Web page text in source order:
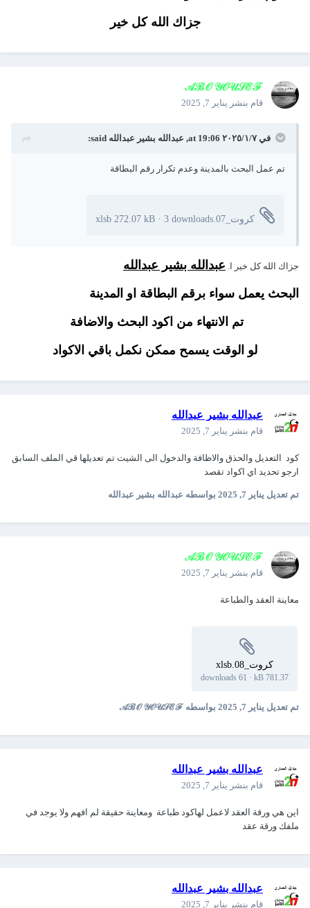
جزاك الله كل خير
𝒜ℬ𝒪 𝒴𝒪𝒰𝒮ℰℱ
قام بنشر يناير 7, 2025
في ٧‏/١‏/٢٠٢٥ at 19:06, عبدالله بشير عبداللهsaid:
تم عمل البحث بالمدينة وعدم تكرار رقم البطاقة
كروت_07.xlsb 272.07 kB ·3 downloads
جزاك الله كل خير ا. عبدالله بشير عبدالله
البحث يعمل سواء برقم البطاقة او المدينة
تم الانتهاء من اكود البحث والاضافة
لو الوقت يسمح ممكن نكمل باقي الاكواد
عبدالله بشير عبدالله
قام بنشر يناير 7, 2025
كود التعديل والحذق والاظافة والدخول الى الشيت تم تعديلها قي الملف السابق
ارجو تحديد اي اكواد تقصد
تم تعديل يناير 7, 2025 بواسطه عبدالله بشير عبدالله
𝒜ℬ𝒪 𝒴𝒪𝒰𝒮ℰℱ
قام بنشر يناير 7, 2025
معاينة العقد والطباعة
كروت_08.xlsb
781.37 kB
·
61 downloads
تم تعديل يناير 7, 2025 بواسطه 𝒜ℬ𝒪 𝒴𝒪𝒰𝒮ℰℱ
عبدالله بشير عبدالله
قام بنشر يناير 7, 2025
اين هي ورقة العقد لاعمل لهاكود طباعة ومعاينة حقيقة لم افهم ولا يوجد في
ملفك ورقة عقد
عبدالله بشير عبدالله
قام بنشر يناير 7, 2025